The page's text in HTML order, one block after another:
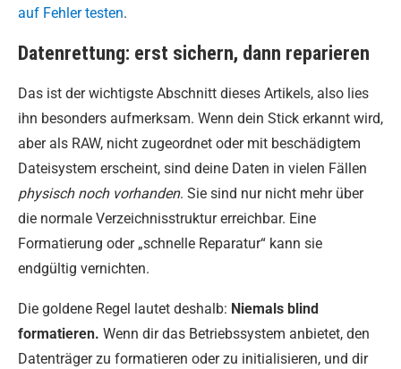
auf Fehler testen.
Datenrettung: erst sichern, dann reparieren
Das ist der wichtigste Abschnitt dieses Artikels, also lies
ihn besonders aufmerksam. Wenn dein Stick erkannt wird,
aber als RAW, nicht zugeordnet oder mit beschädigtem
Dateisystem erscheint, sind deine Daten in vielen Fällen
physisch noch vorhanden. Sie sind nur nicht mehr über
die normale Verzeichnisstruktur erreichbar. Eine
Formatierung oder „schnelle Reparatur“ kann sie
endgültig vernichten.
Die goldene Regel lautet deshalb: Niemals blind
formatieren. Wenn dir das Betriebssystem anbietet, den
Datenträger zu formatieren oder zu initialisieren, und dir